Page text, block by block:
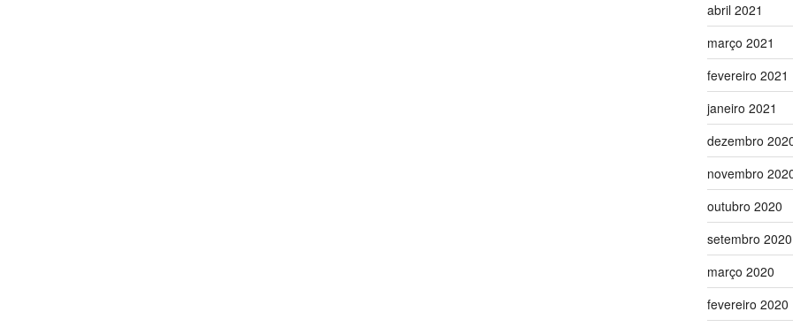
abril 2021
março 2021
fevereiro 2021
janeiro 2021
dezembro
novembro
outubro 2020
setembro 2020
março 2020
fevereiro 2020